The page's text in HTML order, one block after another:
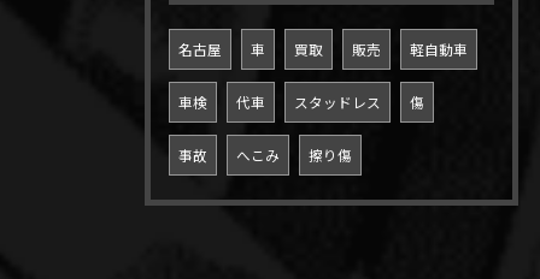
名古屋 車 買取 販売 軽自動車
車検 代車 スタッドレス 傷
事故 へこみ 擦り傷